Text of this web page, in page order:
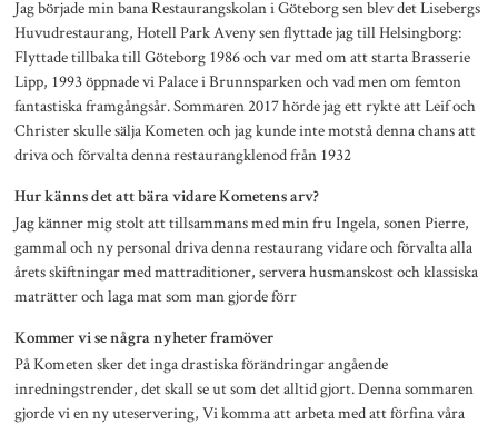
Jag började min bana Restaurangskolan i Göteborg sen blev det Lisebergs
Huvudrestaurang, Hotell Park Aveny sen flyttade jag till Helsingborg:
Flyttade tillbaka till Göteborg 1986 och var med om att starta Brasserie
Lipp, 1993 öppnade vi Palace i Brunnsparken och vad men om femton
fantastiska framgångsår. Sommaren 2017 hörde jag ett rykte att Leif och
Christer skulle sälja Kometen och jag kunde inte motstå denna chans att
driva och förvalta denna restaurangklenod från 1932
Hur känns det att bära vidare Kometens arv?
Jag känner mig stolt att tillsammans med min fru Ingela, sonen Pierre,
gammal och ny personal driva denna restaurang vidare och förvalta alla
årets skiftningar med mattraditioner, servera husmanskost och klassiska
maträtter och laga mat som man gjorde förr
Kommer vi se några nyheter framöver
På Kometen sker det inga drastiska förändringar angående
inredningstrender, det skall se ut som det alltid gjort. Denna sommaren
gjorde vi en ny uteservering, Vi komma att arbeta med att förfina våra